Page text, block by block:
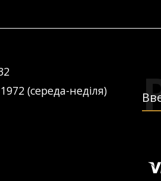
(середа-неділя)